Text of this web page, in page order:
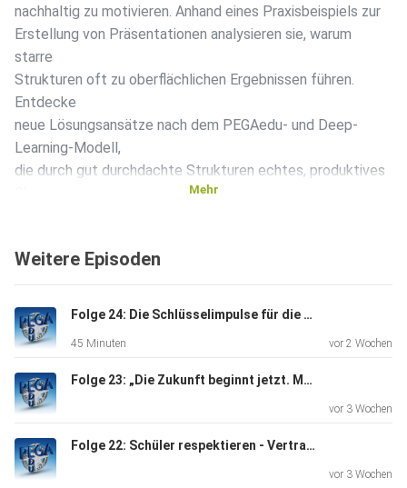
nachhaltig zu motivieren. Anhand eines Praxisbeispiels zur
Erstellung von Präsentationen analysieren sie, warum
starre
Strukturen oft zu oberflächlichen Ergebnissen führen.
Entdecke
neue Lösungsansätze nach dem PEGAedu- und Deep-
Learning-Modell,
die durch gut durchdachte Strukturen echtes, produktives
Mehr
Weitere Episoden
Folge 24: Die Schlüsselimpulse für die Bildung im KI-Zeitalter
45 Minuten vor 2 Wochen
Folge 23: „Die Zukunft beginnt jetzt. Mit jedem Schritt gehen wir einen Schritt in die Zukunft.“ – Guido Landreh
vor 3 Wochen
Folge 22: Schüler respektieren - Vertrauen aufbauen
vor 3 Wochen